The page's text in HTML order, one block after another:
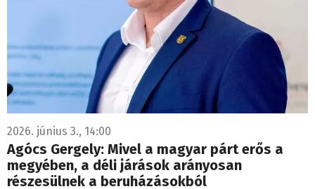
2026. június 3., 14:00
Agócs Gergely: Mivel a magyar párt erős a
megyében, a déli járások arányosan
részesülnek a beruházásokból